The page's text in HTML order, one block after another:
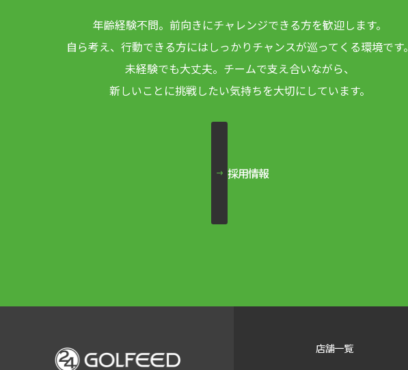
年齢経験不問。前向きにチャレンジできる方を歓迎します。
自ら考え、行動できる方には しっかりチャンスが巡ってくる環境です。
未経験でも大丈夫。チームで支え合いながら、
新しいことに挑戦したい気持ちを大切にしています。
採用情報
店舗一覧